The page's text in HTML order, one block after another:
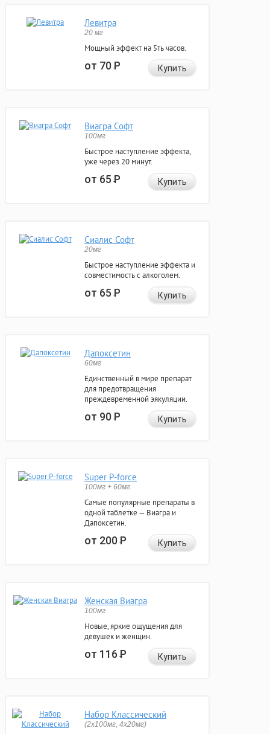
Левитра
20 мг
Мощный эффект на 5ть часов.
от 70Р Купить
Виагра Софт
100мг
Быстрое наступление эффекта,
уже через 20 минут.
от 65Р Купить
Сиалис Софт
20мг
Быстрое наступление эффекта и
совместимость с алкоголем.
от 65Р Купить
Дапоксетин
60мг
Единственный в мире препарат
для предотвращения
преждевременной эякуляции.
от 90Р Купить
Super P-force
100мг + 60мг
Самые популярные препараты в
одной таблетке — Виагра и
Дапоксетин.
от 200Р Купить
Женская Виагра
100мг
Новые, яркие ощущения для
девушек и женщин.
от 116Р Купить
Набор Классический
(2x100мг, 4x20мг)